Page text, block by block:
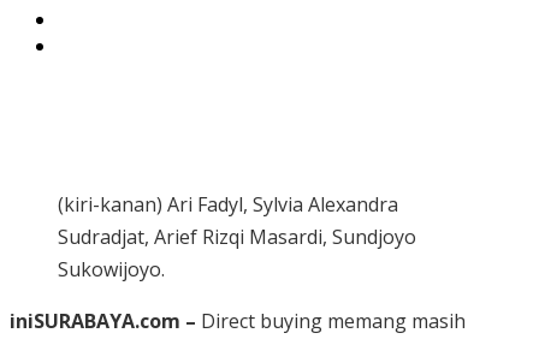
(kiri-kanan) Ari Fadyl, Sylvia Alexandra
Sudradjat, Arief Rizqi Masardi, Sundjoyo
Sukowijoyo.
iniSURABAYA.com – Direct buying memang masih